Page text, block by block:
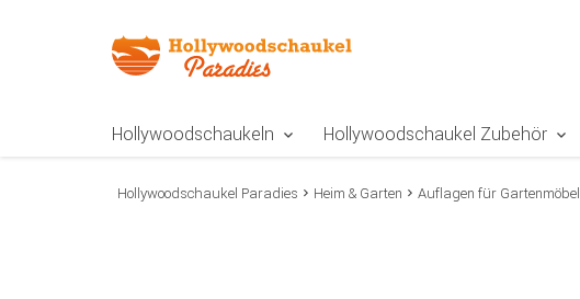
Hollywoodschaukeln Hollywoodschaukel Zubehör
Hollywoodschaukel Paradies Heim & Garten Auflagen für Gartenmöbel